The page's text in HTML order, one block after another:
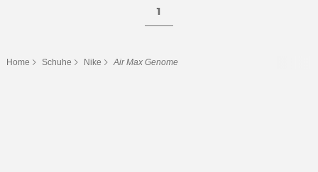
1
Home Schuhe Nike Air Max Genome